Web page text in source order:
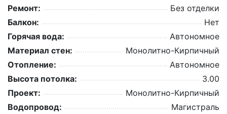
Ремонт:
Без отделки
Балкон:
Нет
Горячая вода:
Автономное
Материал стен:
Монолитно-Кирпичный
Отопление:
Автономное
Высота потолка:
3.00
Проект:
Монолитно-Кирпичный
Водопровод:
Магистраль